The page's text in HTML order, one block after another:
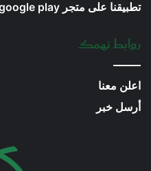
تطبيقنا على متجر google play
روابط تهمك
اعلن معنا
أرسل خبر